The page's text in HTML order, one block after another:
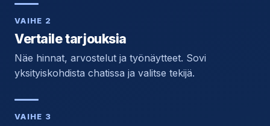
VAIHE 2
Vertaile tarjouksia
Näe hinnat, arvostelut ja työnäytteet. Sovi
yksityiskohdista chatissa ja valitse tekijä.
VAIHE 3